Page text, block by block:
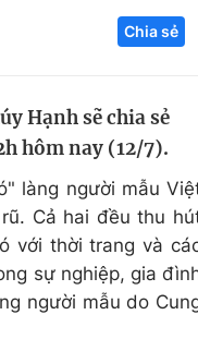
Hitech Công
Thị trường
Chia sẻ
Hạnh sẽ chia sẻ
hôm nay (12/7).
làng người mẫu
Cả hai đều thu
với thời trang và
sự nghiệp, gia
người mẫu do